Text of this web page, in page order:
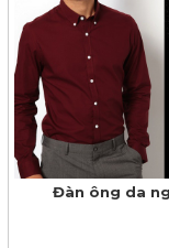
Đàn ông da